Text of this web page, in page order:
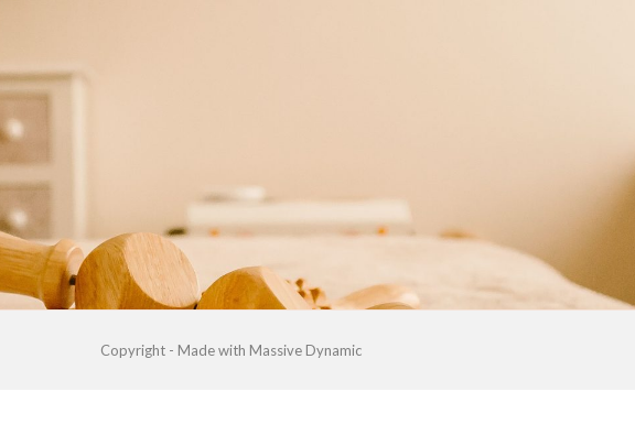
Copyright - Made with Massive Dynamic